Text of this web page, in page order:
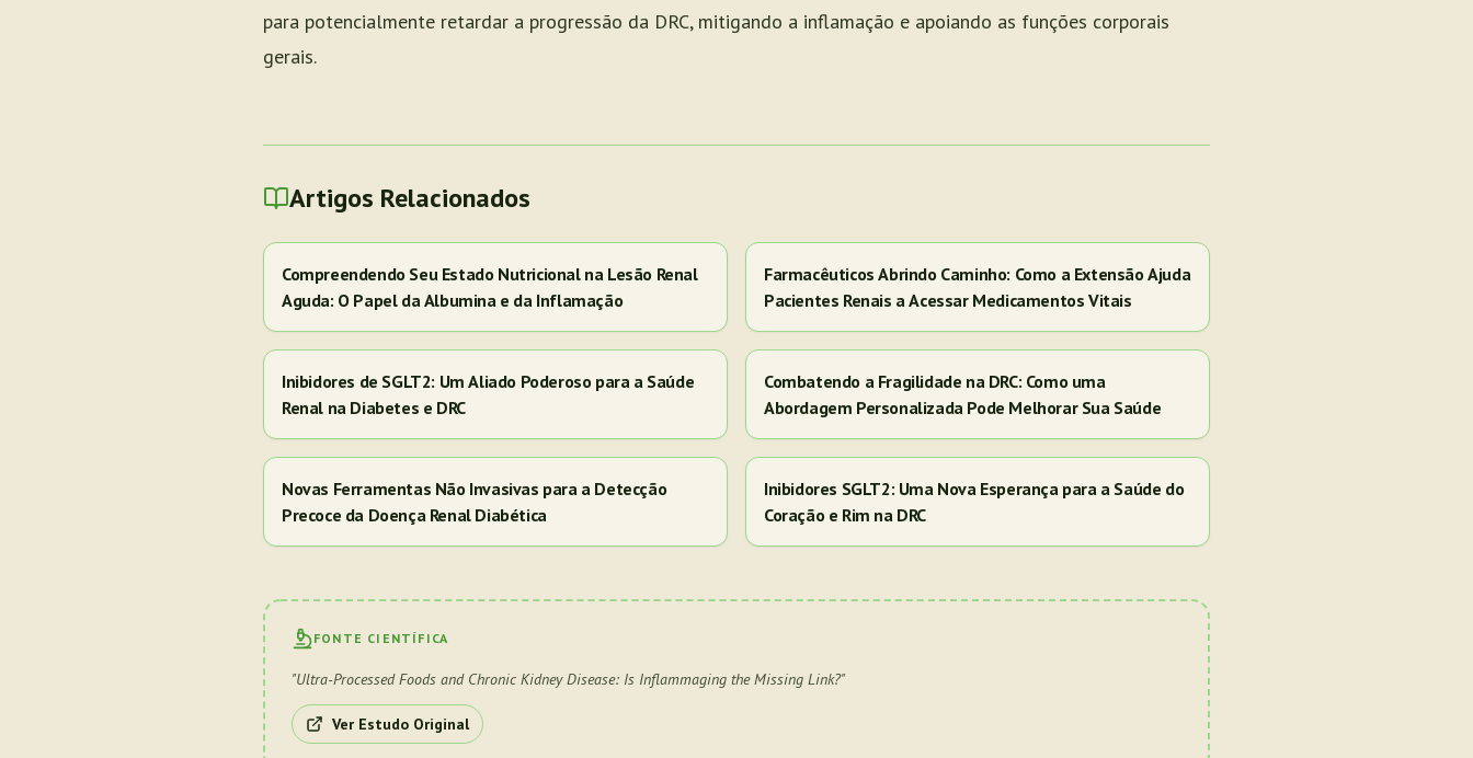
para potencialmente retardar a progressão da DRC, mitigando a inflamação e apoiando as funções corporais
gerais.
Artigos Relacionados
Compreendendo Seu Estado Nutricional na Lesão Renal
Aguda: O Papel da Albumina e da Inflamação
Farmacêuticos Abrindo Caminho: Como a Extensão Ajuda
Pacientes Renais a Acessar Medicamentos Vitais
Inibidores de SGLT2: Um Aliado Poderoso para a Saúde
Renal na Diabetes e DRC
Combatendo a Fragilidade na DRC: Como uma
Abordagem Personalizada Pode Melhorar Sua Saúde
Novas Ferramentas Não Invasivas para a Detecção
Precoce da Doença Renal Diabética
Inibidores SGLT2: Uma Nova Esperança para a Saúde do
Coração e Rim na DRC
FONTE CIENTÍFICA
"Ultra-Processed Foods and Chronic Kidney Disease: Is Inflammaging the Missing Link?"
Ver Estudo Original